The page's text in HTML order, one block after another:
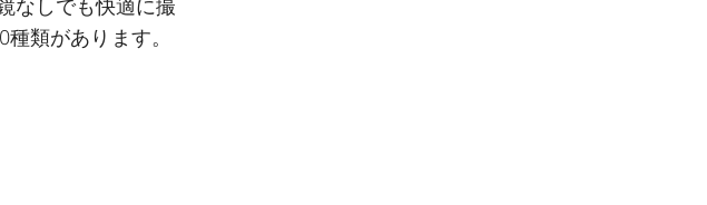
なしでも快適に撮
類があります。